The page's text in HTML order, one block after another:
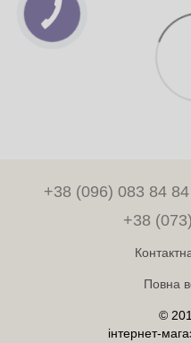
+38 (096) 083 84 84
+38
Повна
©
інтернет-